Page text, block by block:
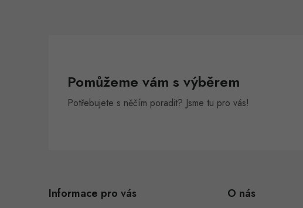
Pomůžeme vám s výběrem
Potřebujete s něčím poradit? Jsme tu pro vás!
Informace pro vás O nás